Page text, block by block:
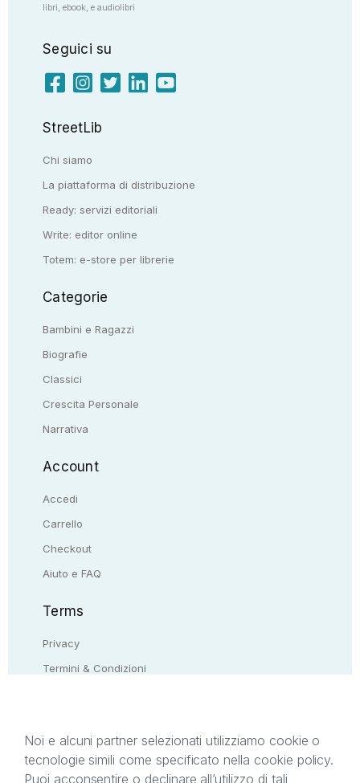
libri, ebook, e audiolibri
Seguici su
StreetLib
Chi siamo
La piattaforma di distribuzione
Ready: servizi editoriali
Write: editor online
Totem: e-store per librerie
Categorie
Bambini e Ragazzi
Biografie
Classici
Crescita Personale
Narrativa
Account
Accedi
Carrello
Checkout
Aiuto e FAQ
Terms
Privacy
Termini & Condizioni
Il presente sito web è di proprietà di StreetLib S.r.l.
Noi e alcuni partner selezionati utilizziamo cookie o
tecnologie simili come specificato nella cookie policy.
Puoi acconsentire o declinare all’utilizzo di tali